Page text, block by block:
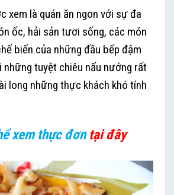
xem là quán ăn ngon với sự đa
ốc, hải sản tươi sống, các món
biến của những đầu bếp đậm
những tuyệt chiêu nấu nướng rất
long những thực khách khó tính
xem thực đơntại đây